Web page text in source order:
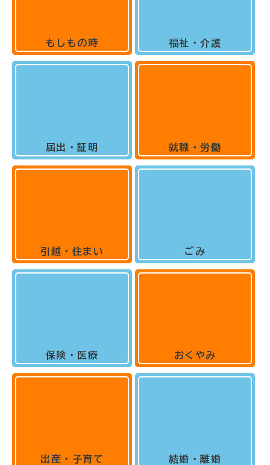
もしもの時
届出・証明
引越・住まい
保険・医療
出産・子育て
福祉・介護
就職・労働
ごみ
おくやみ
結婚・離婚